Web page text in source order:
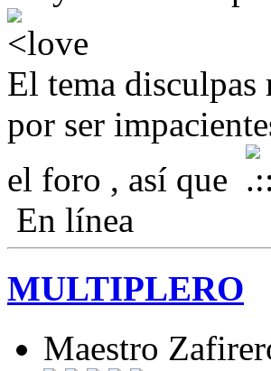
El tema
por ser
el foro , así que
En línea
MULTIPLERO
Maestro